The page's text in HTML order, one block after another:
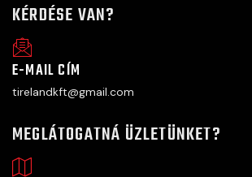
KÉRDÉSE VAN?
E-MAIL CÍM
tirelandkft@gmail.com
MEGLÁTOGATNÁ ÜZLETÜNKET?